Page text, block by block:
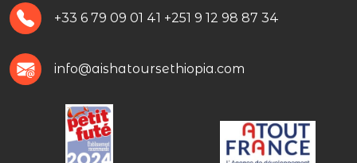
+33 6 79 09 01 41 +251 9 12 98 87 34
info@aishatoursethiopia.com